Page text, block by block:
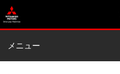
メニュー